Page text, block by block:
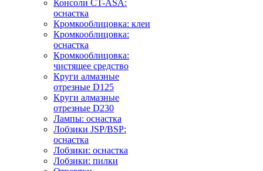
Консоли CT-ASA:
оснастка
Кромкооблицовка: клеи
Кромкооблицовка:
оснастка
Кромкооблицовка:
чистящее средство
Круги алмазные
отрезные D125
Круги алмазные
отрезные D230
Лампы: оснастка
Лобзики JSP/BSP:
оснастка
Лобзики: оснастка
Лобзики: пилки